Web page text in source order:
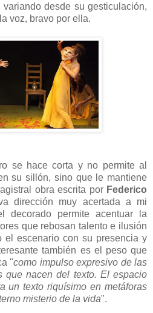
desde su gesticulación,
voz, bravo por ella.
se hace corta y no permite al
su sillón, sino que le mantiene
obra escrita porFederico
dirección muy acertada a mi
decorado permite acentuar la
que rebosan talento e ilusión
el escenario con su presencia y
también es el peso que
"como impulso expresivo de las
que nacen del texto. El espacio
un texto riquísimo en metáforas
misterio de la vida".